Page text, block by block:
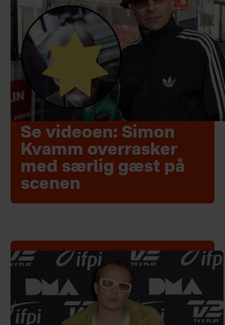
Se videoen: Simon
Kvamm overrasker
med særlig gæst på
scenen